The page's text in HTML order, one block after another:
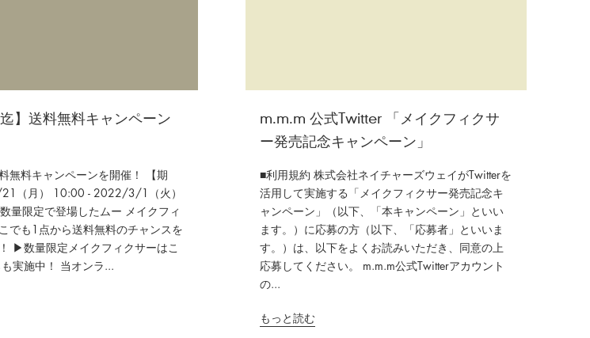
迄】送料無料キャンペーン
無料キャンペーンを開催！ 【期
（月） 10:00 - 2022/3/1（火）
量限定で登場したムー メイクフィ
でも1点から送料無料のチャンスを
▶数量限定メイクフィクサーはこ
実施中！ 当オンラ...
m.m.m 公式Twitter 「メイクフィクサ
ー発売記念キャンペーン」
■利用規約 株式会社ネイチャーズウェイがTwitterを
活用して実施する「メイクフィクサー発売記念キ
ャンペーン」（以下、「本キャンペーン」といい
ます。）に応募の方（以下、「応募者」といいま
す。）は、以下をよくお読みいただき、同意の上
応募してください。 m.m.m公式Twitterアカウント
の...
もっと読む